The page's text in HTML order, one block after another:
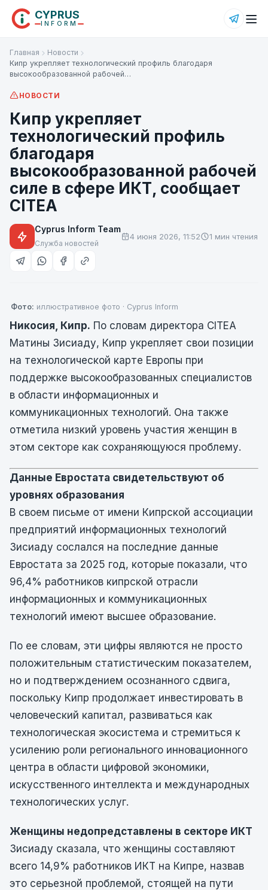
CYPRUS
INFORM
Главная
Новости
Кипр укрепляет технологический профиль благодаря
высокообразованной рабочей…
НОВОСТИ
Кипр укрепляет
технологический профиль
благодаря
высокообразованной рабочей
силе в сфере ИКТ, сообщает
CITEA
Cyprus Inform Team
Служба новостей
4 июня 2026, 11:52 1 мин чтения
Фото: иллюстративное фото · Cyprus Inform
Никосия, Кипр. По словам директора CITEA
Матины Зисиаду, Кипр укрепляет свои позиции
на технологической карте Европы при
поддержке высокообразованных специалистов
в области информационных и
коммуникационных технологий. Она также
отметила низкий уровень участия женщин в
этом секторе как сохраняющуюся проблему.
Данные Евростата свидетельствуют об
уровнях образования
В своем письме от имени Кипрской ассоциации
предприятий информационных технологий
Зисиаду сослался на последние данные
Евростата за 2025 год, которые показали, что
96,4% работников кипрской отрасли
информационных и коммуникационных
технологий имеют высшее образование.
По ее словам, эти цифры являются не просто
положительным статистическим показателем,
но и подтверждением осознанного сдвига,
поскольку Кипр продолжает инвестировать в
человеческий капитал, развиваться как
технологическая экосистема и стремиться к
усилению роли регионального инновационного
центра в области цифровой экономики,
искусственного интеллекта и международных
технологических услуг.
Женщины недопредставлены в секторе ИКТ
Зисиаду сказала, что женщины составляют
всего 14,9% работников ИКТ на Кипре, назвав
это серьезной проблемой, стоящей на пути